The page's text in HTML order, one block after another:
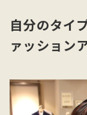
自分のタイ
ァッション